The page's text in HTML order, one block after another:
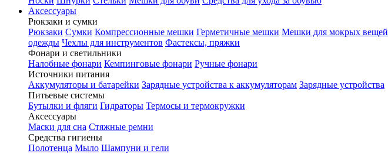
Аксессуары
Рюкзаки и сумки
Рюкзаки Сумки Компрессионные мешки Герметичные мешки Мешки для мокрых вещей
одежды Чехлы для инструментов Фастексы, пряжки
Фонари и светильники
Налобные фонари Кемпинговые фонари Ручные фонари
Источники питания
Аккумуляторы и батарейки Зарядные устройства к аккумуляторам Зарядные устройства
Питьевые системы
Бутылки и фляги Гидраторы Термосы и термокружки
Аксессуары
Маски для сна Стяжные ремни
Средства гигиены
Полотенца Мыло Шампуни и гели